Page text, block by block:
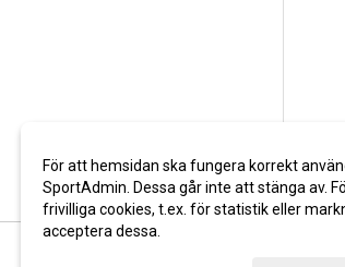
För att hemsidan ska fungera korrekt
SportAdmin. Dessa går inte att stänga av.
frivilliga cookies, t.ex. för statistik eller
acceptera dessa.